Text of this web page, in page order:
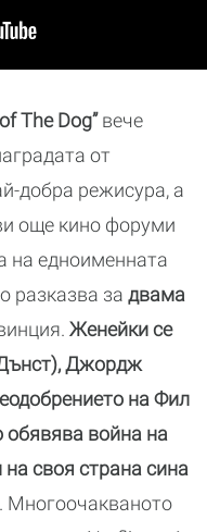
The Dog”вече
от
добра режисура, а
още кино форуми
на едноименната
разказва за двама
Женейки се
Джордж
на Фил
война на
своя страна сина
. Многоочакваното